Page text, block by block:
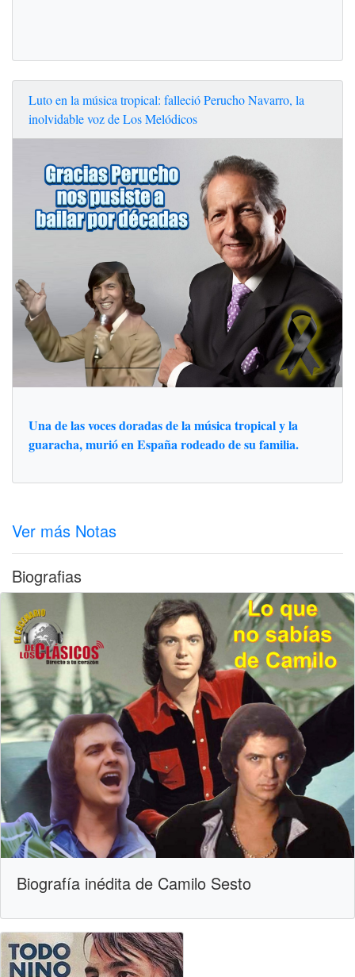
Luto en la música tropical: falleció Perucho Navarro, la
inolvidable voz de Los Melódicos
Una de las voces doradas de la música tropical y la
guaracha, murió en España rodeado de su familia.
Ver más Notas
Biografias
Biografía inédita de Camilo Sesto